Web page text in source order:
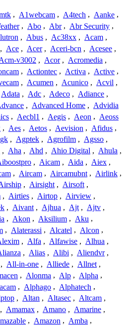
, A1webcam , A4tech , Aanke ,
, Abo , Abr , Abr Security ,
, Abus , Ac38xx , Acam ,
, Ace , Acer , Aceri-bcn , Acesee ,
v3002 , Acor , Acromedia ,
, Actiontec , Activa , Active ,
, Acumen , Acunico , Acvil ,
Adata , Adc , Adeco , Adiance ,
, Advanced Home , Advidia
, Aecbl1 , Aegis , Aeon , Aeoss
, Aes , Aetos , Aevision , Afidus ,
, Agptek , Agrofilm , Agsso ,
, Aha , Ahd , Ahio Digital , Ahula ,
, Aicam , Aida , Aiex ,
, Aircam , Aircamubnt , Airlink ,
, Airsight , Airsoft ,
, Airties , Airtop , Airview ,
, Aivant , Ajhua , Ajt , Ajtv ,
, Akon , Aksilium , Aku ,
, Alaterassi , Alcatel , Alcon ,
, Alfa , Alfawise , Alhua ,
, Alias , Alibi , Aliendvr ,
, All-in-one , Alliede , Allnet ,
, Alonma , Alp , Alpha ,
, Alphago , Alphatech ,
, Altan , Altasec , Altcam ,
, Amamax , Amano , Amarine ,
, Amazon , Amba ,